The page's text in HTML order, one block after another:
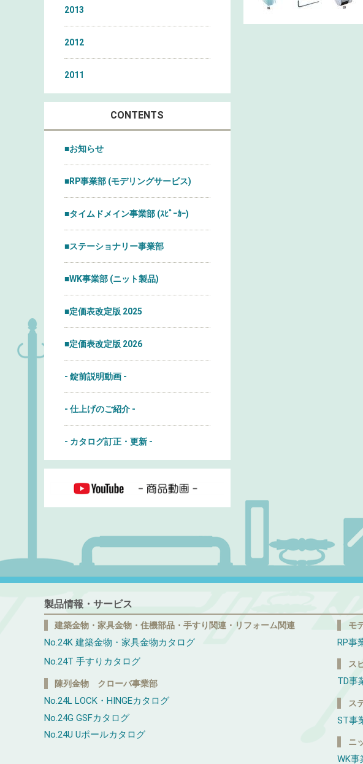
2013
2012
2011
CONTENTS
■お知らせ
■RP事業部 (モデリングサービス)
■タイムドメイン事業部 (ｽﾋﾟｰｶｰ)
■ステーショナリー事業部
■WK事業部 (ニット製品)
■定価表改定版 2025
■定価表改定版 2026
- 錠前説明動画 -
- 仕上げのご紹介 -
- カタログ訂正・更新 -
製品情報・サービス
建築金物・家具金物・住機部品・手すり関連・リフォーム関連
No.24K 建築金物・家具金物カタログ
No.24T 手すりカタログ
陳列金物 クローバ事業部
No.24L LOCK・HINGEカタログ
No.24G GSFカタログ
No.24U Uポールカタログ
モ
RP事
ス
TD事
ス
ST事
ニ
WK事